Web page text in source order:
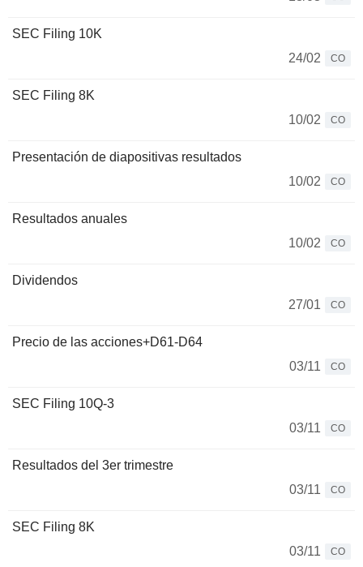
SEC Filing 10K
24/02
CO
SEC Filing 8K
10/02
CO
Presentación de diapositivas resultados
10/02
CO
Resultados anuales
10/02
CO
Dividendos
27/01
CO
Precio de las acciones+D61-D64
03/11
CO
SEC Filing 10Q-3
03/11
CO
Resultados del 3er trimestre
03/11
CO
SEC Filing 8K
03/11
CO